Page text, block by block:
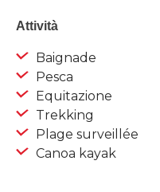
Attività
Baignade
Pesca
Equitazione
Trekking
Plage surveillée
Canoa kayak